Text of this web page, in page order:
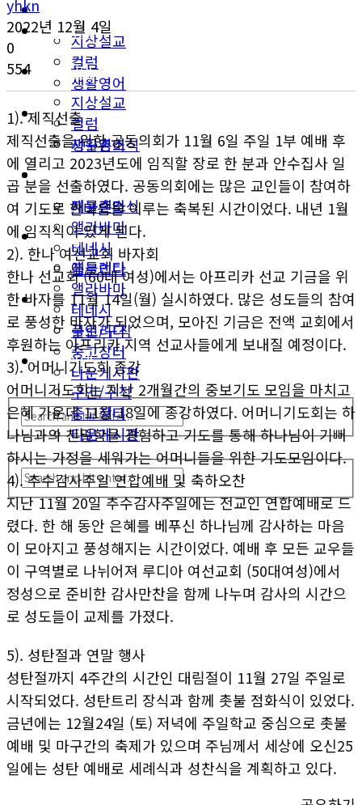
오피니언
지상설교
컬럼
생활영어
미국뉴스
지구촌소식
동남부
애틀랜타
앨라바마
테네시
플로리다
생활안내
구인/구직
중고장터
타운게시판
이민뉴스
오피니언
지상설교
컬럼
생활영어
미국뉴스
지구촌소식
동남부
애틀랜타
앨라바마
테네시
플로리다
생활안내
구인/구직
중고장터
타운게시판
yhkn
2022년 12월 4일
0
554
1). 제직선출
제직선출을 위한 공동의회가 11월 6일 주일 1부 예배 후
에 열리고 2023년도에 임직할 장로 한 분과 안수집사 일
곱 분을 선출하였다. 공동의회에는 많은 교인들이 참여하
여 기도로 한마음을 이루는 축복된 시간이었다. 내년 1월
에 임직식이 있게 된다.
2). 한나 여선교회 바자회
한나 선교회 (60대 여성)에서는 아프리카 선교 기금을 위
한 바자를 11월 14일(월) 실시하였다. 많은 성도들의 참여
로 풍성한 바자가 되었으며, 모아진 기금은 전액 교회에서
후원하는 아프리카 지역 선교사들에게 보내질 예정이다.
3). 어머니기도회 종강
어머니기도회는 지난 2개월간의 중보기도 모임을 마치고
은혜 가운데 11월 18일에 종강하였다. 어머니기도회는 하
나님과의 친밀함을 경험하고 기도를 통해 하나님이 기뻐
하시는 가정을 세워가는 어머니들을 위한 기도모임이다.
4). 추수감사주일 연합예배 및 축하오찬
지난 11월 20일 추수감사주일에는 전교인 연합예배로 드
렸다. 한 해 동안 은혜를 베푸신 하나님께 감사하는 마음
이 모아지고 풍성해지는 시간이었다. 예배 후 모든 교우들
이 구역별로 나뉘어져 루디아 여선교회 (50대여성)에서
정성으로 준비한 감사만찬을 함께 나누며 감사의 시간으
로 성도들이 교제를 가졌다.
5). 성탄절과 연말 행사
성탄절까지 4주간의 시간인 대림절이 11월 27일 주일로
시작되었다. 성탄트리 장식과 함께 촛불 점화식이 있었다.
금년에는 12월24일 (토) 저녁에 주일학교 중심으로 촛불
예배 및 마구간의 축제가 있으며 주님께서 세상에 오신25
일에는 성탄 예배로 세례식과 성찬식을 계획하고 있다.